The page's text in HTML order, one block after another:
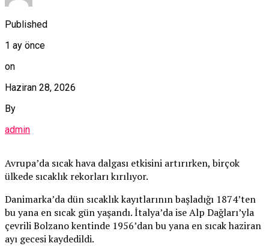
Published
1 ay önce
on
Haziran 28, 2026
By
admin
Avrupa’da sıcak hava dalgası etkisini artırırken, birçok
ülkede sıcaklık rekorları kırılıyor.
Danimarka’da dün sıcaklık kayıtlarının başladığı 1874’ten
bu yana en sıcak gün yaşandı. İtalya’da ise Alp Dağları’yla
çevrili Bolzano kentinde 1956’dan bu yana en sıcak haziran
ayı gecesi kaydedildi.